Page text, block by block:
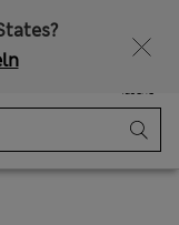
Tasche